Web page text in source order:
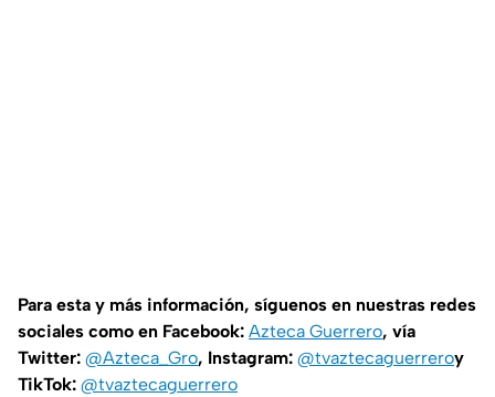
Para esta y más información, síguenos en nuestras redes
sociales como en Facebook: Azteca Guerrero, vía
Twitter: @Azteca_Gro, Instagram: @tvaztecaguerreroy
TikTok: @tvaztecaguerrero